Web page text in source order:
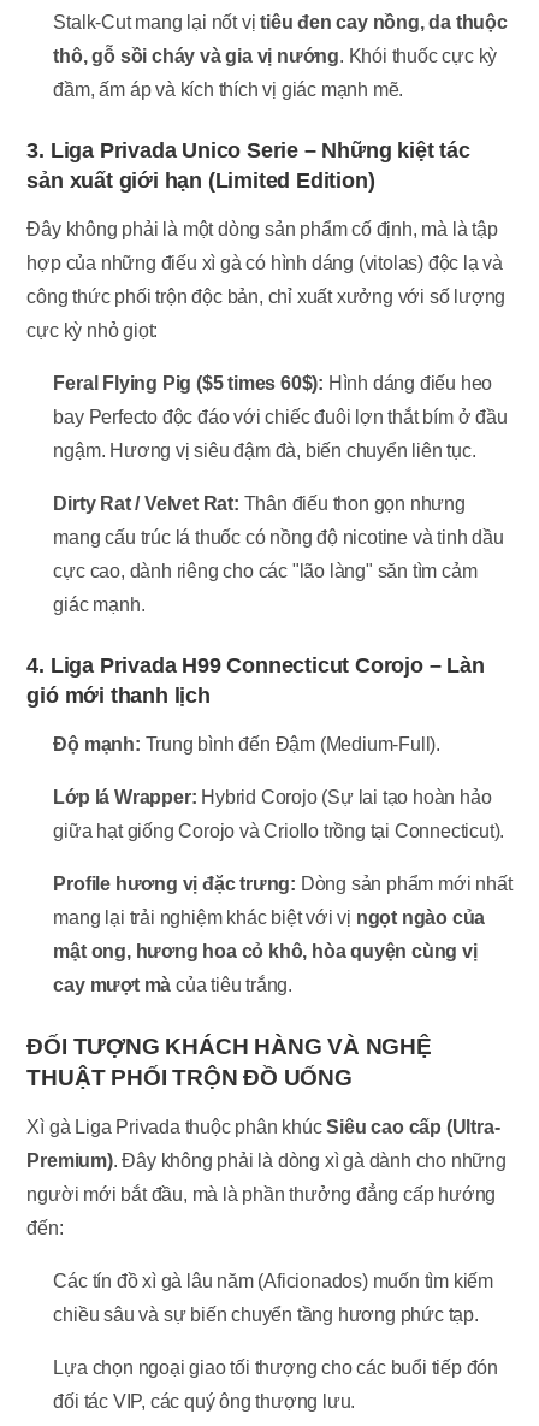
Stalk-Cut mang lại nốt vịtiêu đen cay nồng, da thuộc
thô, gỗ sồi cháy và gia vị nướng. Khói thuốc cực kỳ
đầm, ấm áp và kích thích vị giác mạnh mẽ.
3. Liga Privada Unico Serie – Những kiệt tác
sản xuất giới hạn (Limited Edition)
Đây không phải là một dòng sản phẩm cố định, mà là tập
hợp của những điếu xì gà có hình dáng (vitolas) độc lạ và
công thức phối trộn độc bản, chỉ xuất xưởng với số lượng
cực kỳ nhỏ giọt:
Feral Flying Pig ($5 times 60$): Hình dáng điếu heo
bay Perfecto độc đáo với chiếc đuôi lợn thắt bím ở đầu
ngậm. Hương vị siêu đậm đà, biến chuyển liên tục.
Dirty Rat / Velvet Rat: Thân điếu thon gọn nhưng
mang cấu trúc lá thuốc có nồng độ nicotine và tinh dầu
cực cao, dành riêng cho các "lão làng" săn tìm cảm
giác mạnh.
4. Liga Privada H99 Connecticut Corojo – Làn
gió mới thanh lịch
Độ mạnh: Trung bình đến Đậm (Medium-Full).
Lớp lá Wrapper: Hybrid Corojo (Sự lai tạo hoàn hảo
giữa hạt giống Corojo và Criollo trồng tại Connecticut).
Profile hương vị đặc trưng: Dòng sản phẩm mới nhất
mang lại trải nghiệm khác biệt với vị ngọt ngào của
mật ong, hương hoa cỏ khô, hòa quyện cùng vị
cay mượt mà của tiêu trắng.
ĐỐI TƯỢNG KHÁCH HÀNG VÀ NGHỆ
THUẬT PHỐI TRỘN ĐỒ UỐNG
Xì gà Liga Privada thuộc phân khúcSiêu cao cấp (Ultra-
Premium). Đây không phải là dòng xì gà dành cho những
người mới bắt đầu, mà là phần thưởng đẳng cấp hướng
đến:
Các tín đồ xì gà lâu năm (Aficionados) muốn tìm kiếm
chiều sâu và sự biến chuyển tầng hương phức tạp.
Lựa chọn ngoại giao tối thượng cho các buổi tiếp đón
đối tác VIP, các quý ông thượng lưu.